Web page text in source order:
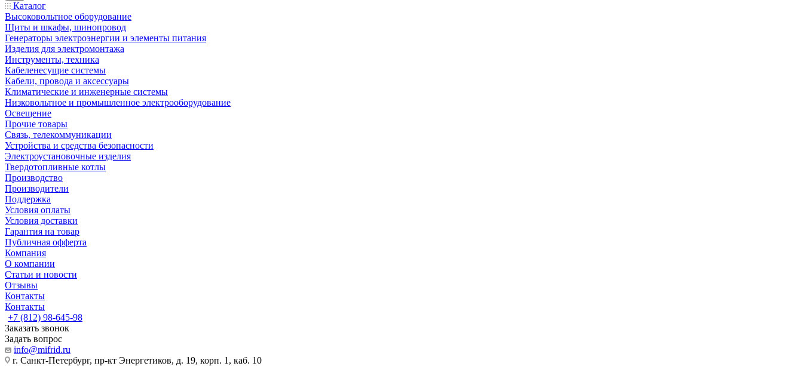
Каталог
Высоковольтное оборудование
Щиты и шкафы, шинопровод
Генераторы электроэнергии и элементы питания
Изделия для электромонтажа
Инструменты, техника
Кабеленесущие системы
Кабели, провода и аксессуары
Климатические и инженерные системы
Низковольтное и промышленное электрооборудование
Освещение
Прочие товары
Связь, телекоммуникации
Устройства и средства безопасности
Электроустановочные изделия
Твердотопливные котлы
Производство
Производители
Поддержка
Условия оплаты
Условия доставки
Гарантия на товар
Публичная офферта
Компания
О компании
Статьи и новости
Отзывы
Контакты
Контакты
+7 (812) 98-645-98
Заказать звонок
Задать вопрос
info@mifrid.ru
г. Санкт-Петербург, пр-кт Энергетиков, д. 19, корп. 1, каб. 10